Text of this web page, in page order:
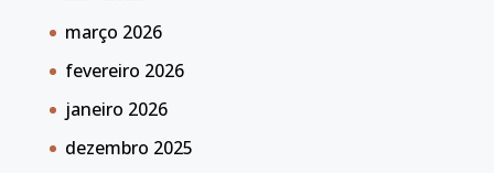
março 2026
fevereiro 2026
janeiro 2026
dezembro 2025